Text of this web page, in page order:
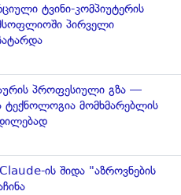
ტვინი-კომპიუტერის
პირველი
პროფესიული გზა —
ტექნოლოგია მომხმარებლის
ის შიდა "აზროვნების